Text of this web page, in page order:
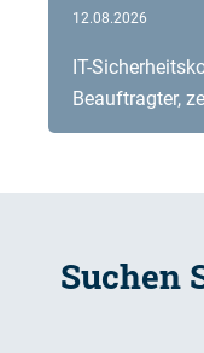
IT-
Beauftragter,
12.08.2026
Suchen